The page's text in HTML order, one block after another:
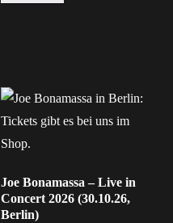
Joe Bonamassa – Live in
Concert 2026 (30.10.26,
Berlin)